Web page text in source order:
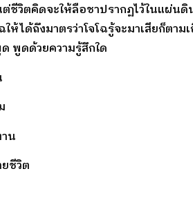
ชีวิตคิดจะให้ลือชาปรากฏไว้ในแผ่นดิ
ห้ได้ถึงมาตรว่าโจโฉรู้จะมาเสียก็ตาม
พูดด้วยความรู้สึกใด
น
ชีวิต